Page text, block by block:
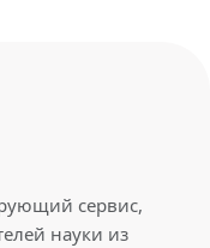
сервис,
науки из